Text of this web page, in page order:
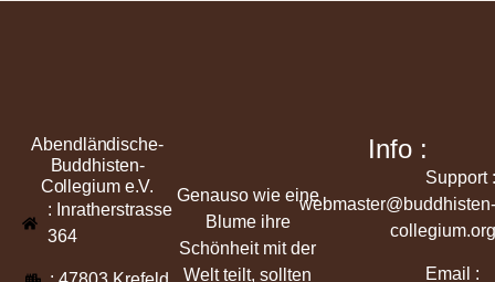
Abendländische-
Buddhisten-
Collegium e.V.
: Inratherstrasse
364
Genauso wie eine
Blume ihre
Schönheit mit der
Welt teilt, sollten
Info :
Support :
webmaster@buddhisten-
collegium.org
Email :